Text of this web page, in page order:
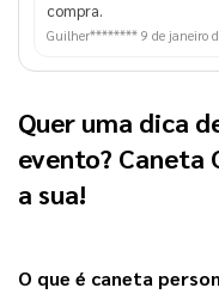
compra.
Guilher******** 9 de janeiro
Quer uma dica
evento? Caneta
a sua!
O que é caneta